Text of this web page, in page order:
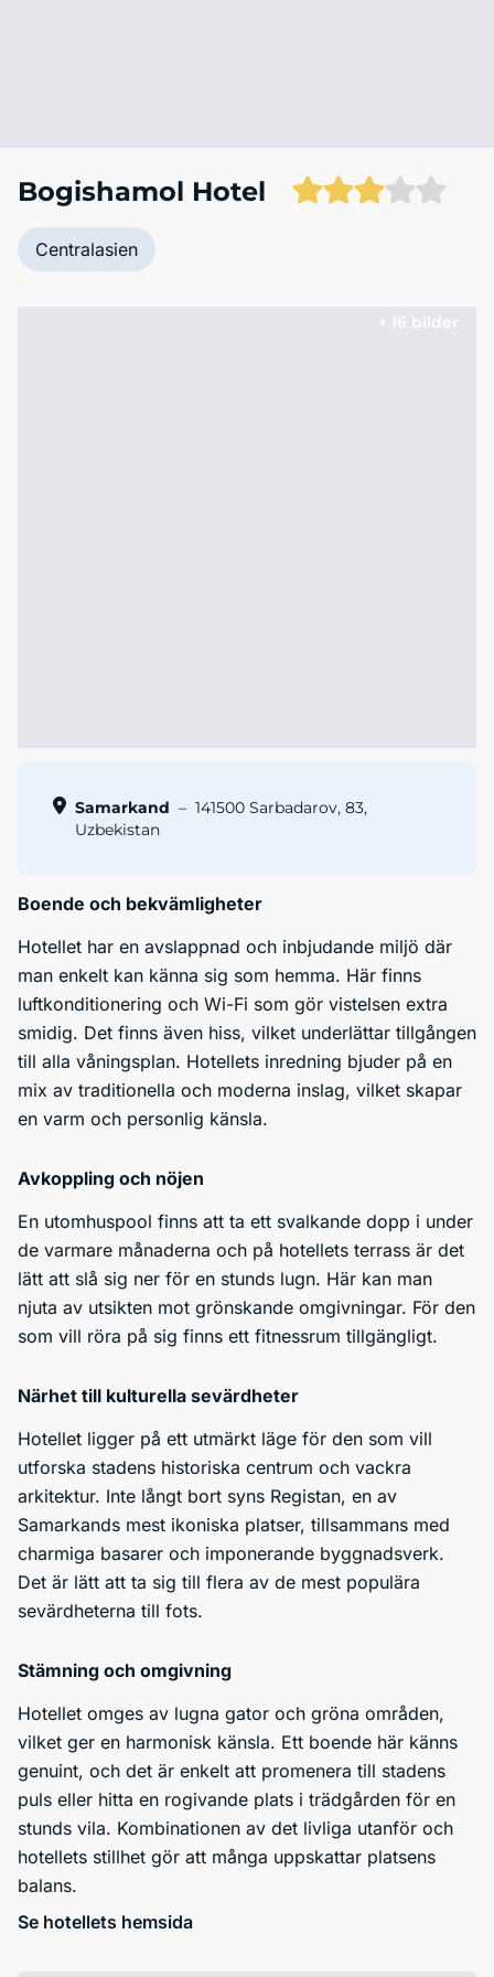
Bogishamol Hotel
Centralasien
+ 16 bilder
Samarkand – 141500 Sarbadarov, 83,
Uzbekistan
Boende och bekvämligheter
Hotellet har en avslappnad och inbjudande miljö där
man enkelt kan känna sig som hemma. Här finns
luftkonditionering och Wi-Fi som gör vistelsen extra
smidig. Det finns även hiss, vilket underlättar tillgången
till alla våningsplan. Hotellets inredning bjuder på en
mix av traditionella och moderna inslag, vilket skapar
en varm och personlig känsla.
Avkoppling och nöjen
En utomhuspool finns att ta ett svalkande dopp i under
de varmare månaderna och på hotellets terrass är det
lätt att slå sig ner för en stunds lugn. Här kan man
njuta av utsikten mot grönskande omgivningar. För den
som vill röra på sig finns ett fitnessrum tillgängligt.
Närhet till kulturella sevärdheter
Hotellet ligger på ett utmärkt läge för den som vill
utforska stadens historiska centrum och vackra
arkitektur. Inte långt bort syns Registan, en av
Samarkands mest ikoniska platser, tillsammans med
charmiga basarer och imponerande byggnadsverk.
Det är lätt att ta sig till flera av de mest populära
sevärdheterna till fots.
Stämning och omgivning
Hotellet omges av lugna gator och gröna områden,
vilket ger en harmonisk känsla. Ett boende här känns
genuint, och det är enkelt att promenera till stadens
puls eller hitta en rogivande plats i trädgården för en
stunds vila. Kombinationen av det livliga utanför och
hotellets stillhet gör att många uppskattar platsens
balans.
Se hotellets hemsida